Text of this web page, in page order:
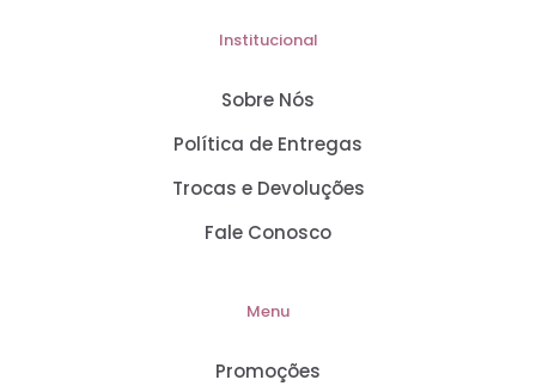
Institucional
Sobre Nós
Política de Entregas
Trocas e Devoluções
Fale Conosco
Menu
Promoções